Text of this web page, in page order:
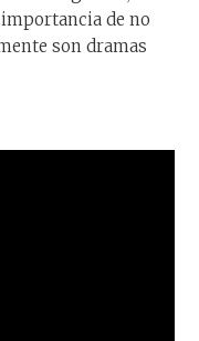
de no
son dramas